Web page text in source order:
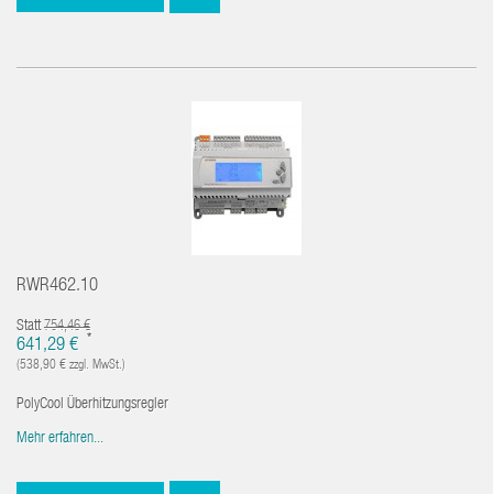
RWR462.10
Statt754,46 €
641,29 € *
(538,90 € zzgl. MwSt.)
PolyCool Überhitzungsregler
Mehr erfahren...